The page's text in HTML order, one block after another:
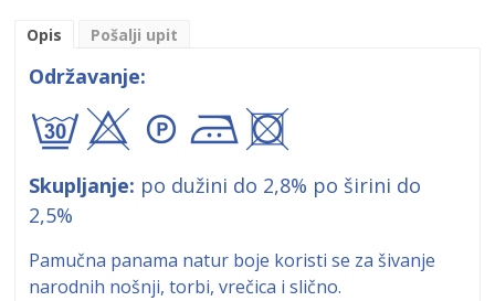
Opis Pošalji upit
Održavanje:
gxA"+
Skupljanje: po dužini do 2,8% po širini do
2,5%
Pamučna panama natur boje koristi se za šivanje
narodnih nošnji, torbi, vrečica i slično.